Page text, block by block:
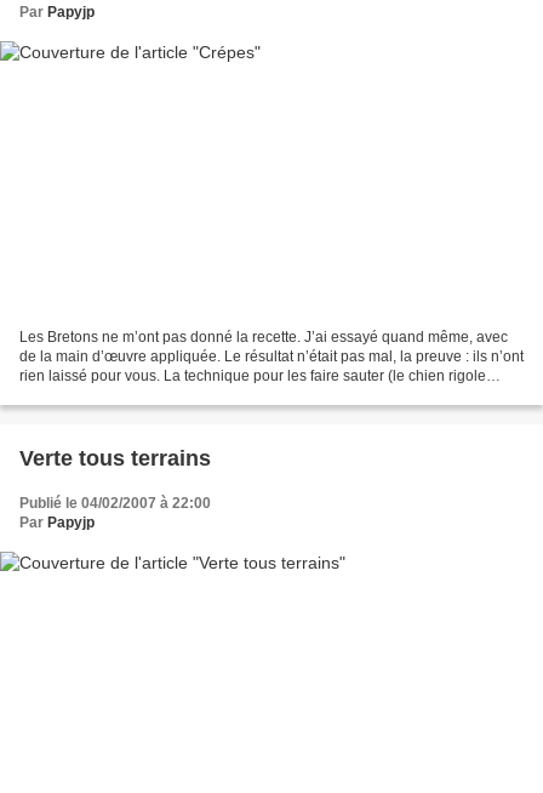
Par Papyjp
Les Bretons ne m’ont pas donné la recette. J’ai essayé quand même, avec
de la main d’œuvre appliquée. Le résultat n’était pas mal, la preuve : ils n’ont
rien laissé pour vous. La technique pour les faire sauter (le chien rigole
Verte tous terrains
Publié le 04/02/2007 à 22:00
Par Papyjp